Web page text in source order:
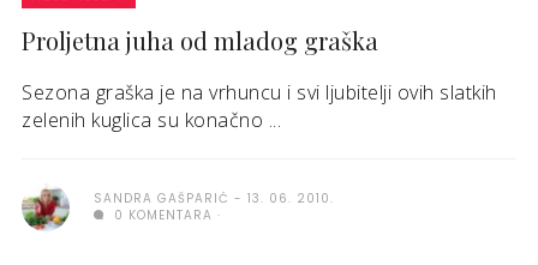
Proljetna juha od mladog graška
Sezona graška je na vrhuncu i svi ljubitelji ovih slatkih
zelenih kuglica su konačno ...
SANDRA GAŠPARIĆ
13. 06. 2010.
0 KOMENTARA